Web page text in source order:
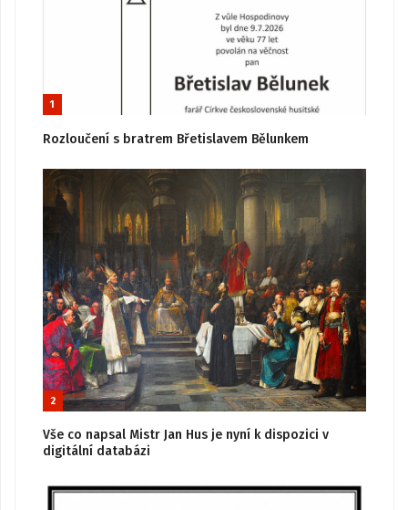
1
Rozloučení s bratrem Břetislavem Bělunkem
2
Vše co napsal Mistr Jan Hus je nyní k dispozici v
digitální databázi